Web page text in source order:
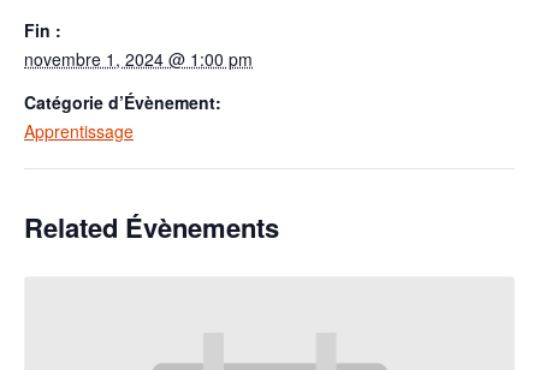
Fin :
novembre 1, 2024 @ 1:00 pm
Catégorie d’Évènement:
Apprentissage
Related Évènements